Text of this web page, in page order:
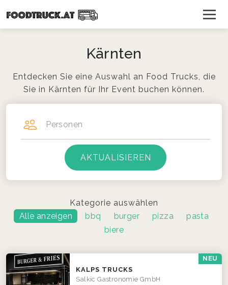
Kärnten
Entdecken Sie eine Auswahl an Food Trucks, die
Sie in Kärnten für Ihr Event buchen können.
Personen
Kategorie auswählen
Alle anzeigen
bbq burger pizza
pasta
biere
NEU
KALPS TRUCKS
Salkic Gastronomie GmbH